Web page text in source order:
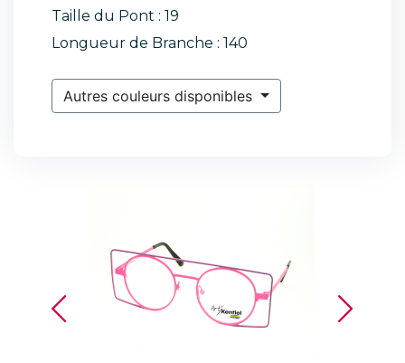
Taille du Pont : 19
Longueur de Branche : 140
Autres couleurs disponibles